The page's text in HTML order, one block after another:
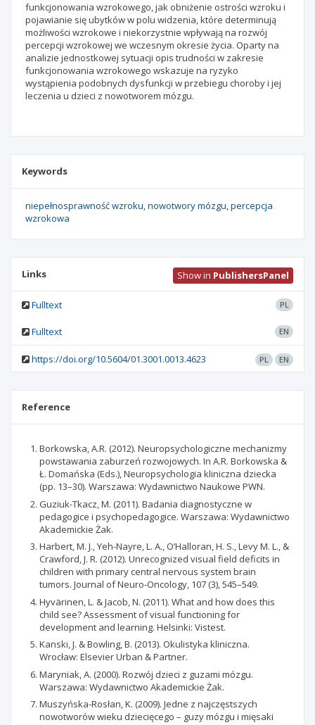
funkcjonowania wzrokowego, jak obniżenie ostrości wzroku i
pojawianie się ubytków w polu widzenia, które determinują
możliwości wzrokowe i niekorzystnie wpływają na rozwój
percepcji wzrokowej we wczesnym okresie życia. Oparty na
analizie jednostkowej sytuacji opis trudności w zakresie
funkcjonowania wzrokowego wskazuje na ryzyko
wystąpienia podobnych dysfunkcji w przebiegu choroby i jej
leczenia u dzieci z nowotworem mózgu.
Keywords
niepełnosprawność wzroku nowotwory mózgu percepcja
wzrokowa
Links Show in PublishersPanel
Fulltext PL
Fulltext EN
https://doi.org/10.5604/01.3001.0013.4623 PL EN
Reference
Borkowska, A.R. (2012). Neuropsychologiczne mechanizmy
powstawania zaburzeń rozwojowych. In A.R. Borkowska &
Ł. Domańska (Eds.), Neuropsychologia kliniczna dziecka
(pp. 13–30). Warszawa: Wydawnictwo Naukowe PWN.
Guziuk-Tkacz, M. (2011). Badania diagnostyczne w
pedagogice i psychopedagogice. Warszawa: Wydawnictwo
Akademickie Żak.
Harbert, M. J., Yeh-Nayre, L. A., O’Halloran, H. S., Levy M. L., &
Crawford, J. R. (2012). Unrecognized visual field deficits in
children with primary central nervous system brain
tumors. Journal of Neuro-Oncology, 107 (3), 545–549.
Hyvärinen, L. & Jacob, N. (2011). What and how does this
child see? Assessment of visual functioning for
development and learning. Helsinki: Vistest.
Kanski, J. & Bowling, B. (2013). Okulistyka kliniczna.
Wrocław: Elsevier Urban & Partner.
Maryniak, A. (2000). Rozwój dzieci z guzami mózgu.
Warszawa: Wydawnictwo Akademickie Żak.
Muszyńska-Rosłan, K. (2009). Jedne z najczęstszych
nowotworów wieku dziecięcego – guzy mózgu i mięsaki